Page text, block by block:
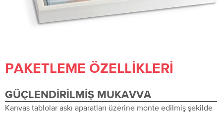
PAKETLEME ÖZELLIKLERI
GÜÇLENDIRILMIŞ MUKAVVA
Kanvas tablolar askı aparatları üzerine monte edilmiş şekilde